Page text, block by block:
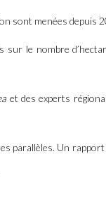
sont menées depuis
sur le nombre
et des experts
parallèles. Un